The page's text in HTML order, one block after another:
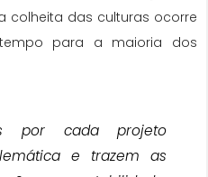
colheita das culturas ocorre
para a maioria dos
por cada projeto
e trazem as